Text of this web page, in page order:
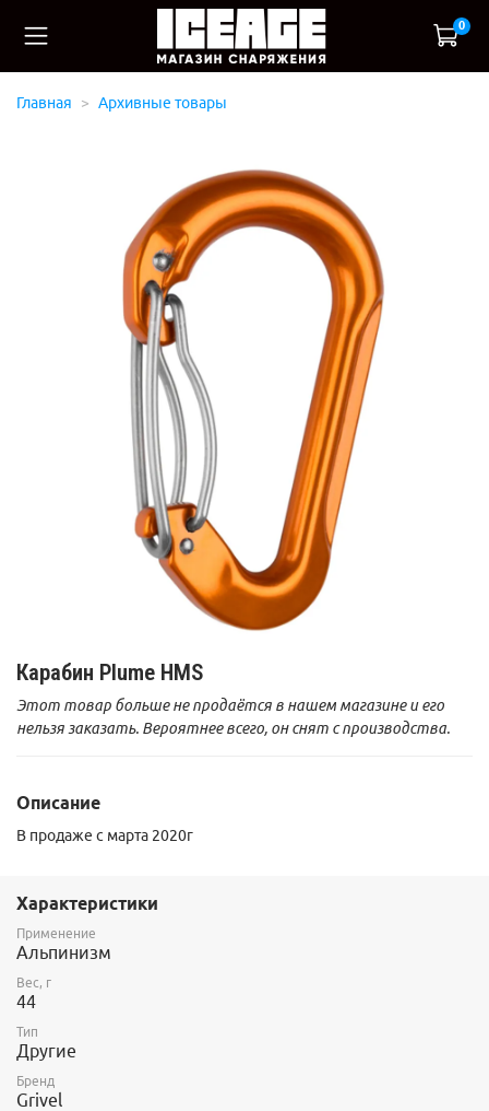
0
Главная Архивные товары
Карабин Plume HMS
Этот товар больше не продаётся в нашем магазине и его
нельзя заказать. Вероятнее всего, он снят с производства.
Описание
В продаже с марта 2020г
Характеристики
Применение
Альпинизм
Вес, г
44
Тип
Другие
Бренд
Grivel